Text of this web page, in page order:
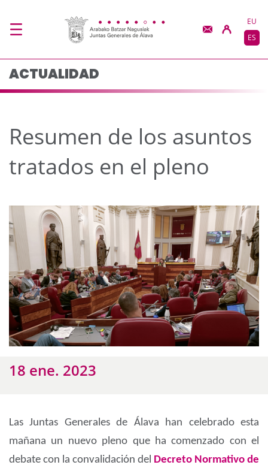
Resumen de los
EU
ES
ACTUALIDAD
Resumen de los asuntos
tratados en el pleno
18 ene. 2023
Las Juntas Generales de Álava han celebrado esta
mañana un nuevo pleno que ha comenzado con el
debate con la convalidación del Decreto Normativo de